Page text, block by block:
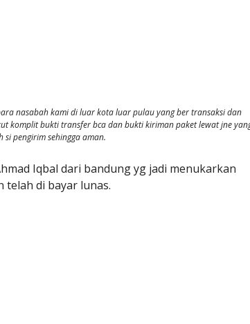
nasabah kami di luar kota luar pulau yang ber transaksi dan
komplit bukti transfer bca dan bukti kiriman paket lewat jne
si pengirim sehingga aman.
Iqbal dari bandung yg jadi menukarkan
telah di bayar lunas.